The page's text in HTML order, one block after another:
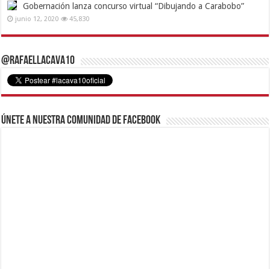
Gobernación lanza concurso virtual “Dibujando a Carabobo”
junio 12, 2020 45,830
@RafaelLacava10
Únete a nuestra comunidad de Facebook